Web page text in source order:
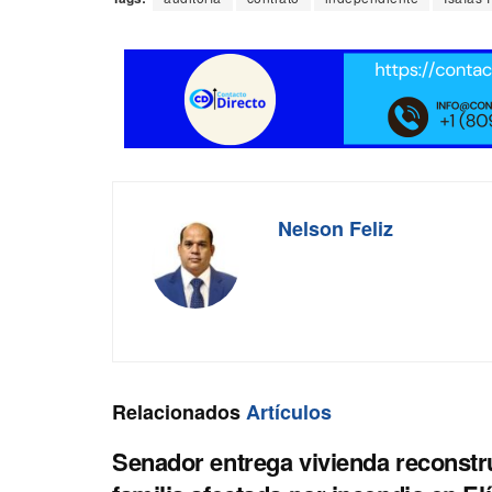
Nelson Feliz
RelacionadosArtículos
Senador entrega vivienda